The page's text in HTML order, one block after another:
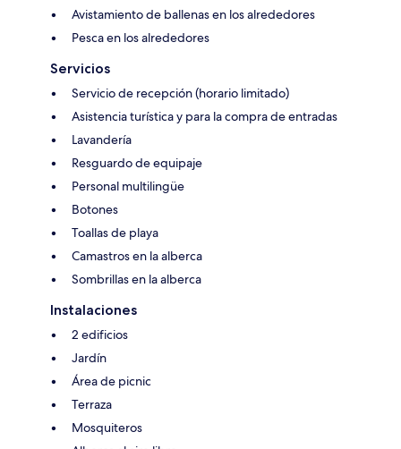
Avistamiento de ballenas en los alrededores
Pesca en los alrededores
Servicios
Servicio de recepción (horario limitado)
Asistencia turística y para la compra de entradas
Lavandería
Resguardo de equipaje
Personal multilingüe
Botones
Toallas de playa
Camastros en la alberca
Sombrillas en la alberca
Instalaciones
2 edificios
Jardín
Área de picnic
Terraza
Mosquiteros